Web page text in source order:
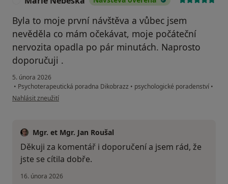
Byla to moje první návštěva a vůbec jsem
nevěděla co mám očekávat, moje počáteční
nervozita opadla po pár minutách. Naprosto
doporučuji .
5. února 2026
• Psychoterapeutická poradna Dikobrazz • psychologické poradenství •
podle názoru uživatele Marie Nebeská
Nahlásit zneužití
Mgr. et Mgr. Jan Roušal
Děkuji za komentář i doporučení a jsem rád, že
jste se cítila dobře.
16. února 2026